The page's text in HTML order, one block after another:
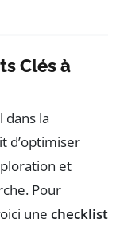
Clés à
dans la
d’optimiser
et
Pour
une checklist